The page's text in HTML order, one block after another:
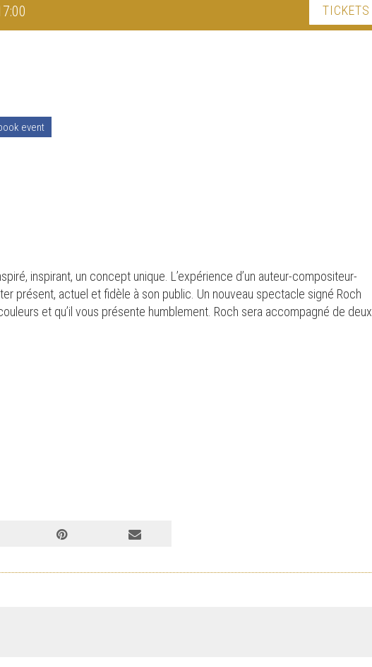
TICKETS
event
inspirant, un concept unique. L’expérience d’un auteur-compositeur-
présent, actuel et fidèle à son public. Un nouveau spectacle signé Roch
et qu’il vous présente humblement. Roch sera accompagné de deux